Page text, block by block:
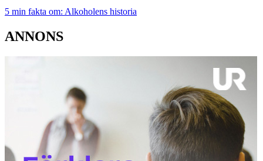
5 min fakta om: Alkoholens historia
ANNONS